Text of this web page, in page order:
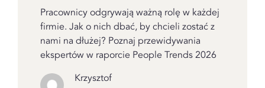
Pracownicy odgrywają ważną rolę w każdej
firmie. Jak o nich dbać, by chcieli zostać z
nami na dłużej? Poznaj przewidywania
ekspertów w raporcie People Trends 2026
Krzysztof